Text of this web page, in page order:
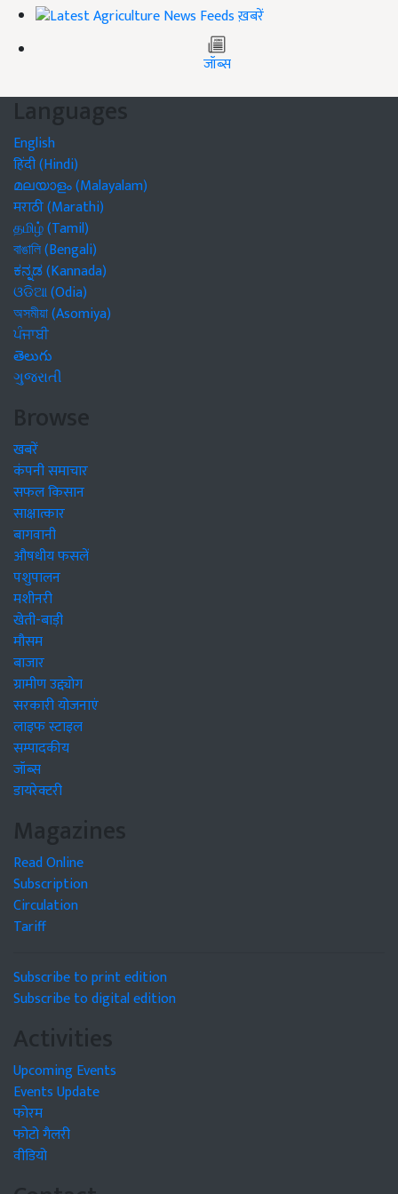
ख़बरें
जॉब्स
Languages
English
हिंदी (Hindi)
മലയാളം (Malayalam)
मराठी (Marathi)
தமிழ் (Tamil)
বাঙালি (Bengali)
ಕನ್ನಡ (Kannada)
ଓଡିଆ (Odia)
অসমীয়া (Asomiya)
ਪੰਜਾਬੀ
తెలుగు
ગુજરાતી
Browse
खबरें
कंपनी समाचार
सफल किसान
साक्षात्कार
बागवानी
औषधीय फसलें
पशुपालन
मशीनरी
खेती-बाड़ी
मौसम
बाजार
ग्रामीण उद्द्योग
सरकारी योजनाएं
लाइफ स्टाइल
सम्पादकीय
जॉब्स
डायरेक्टरी
Magazines
Read Online
Subscription
Circulation
Tariff
Subscribe to print edition
Subscribe to digital edition
Activities
Upcoming Events
Events Update
फोरम
फोटो गैलरी
वीडियो